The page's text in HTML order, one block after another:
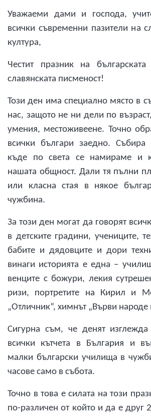
Уважаеми дами и господа,
всички съвременни пазители на
култура,
Честит празник на
славянската писменост!
Този ден има специално място в
нас, защото не ни дели по
умения, местоживеене. Точно
всички българи заедно. Събира
къде по света се намираме и
нашата общност. Дали тя пълни
или класна стая в някое
чужбина.
За този ден могат да говорят
в детските градини, учениците,
бабите и дядовците и дори
винаги историята е една –
венците с божури, лекия
ризи, портретите на Кирил и
„Отличник“, химнът „Върви народе
Сигурна съм, че денят
всички кътчета в България и
малки български училища в
часове само в събота.
Точно в това е силата на този
по-различен от който и да е друг